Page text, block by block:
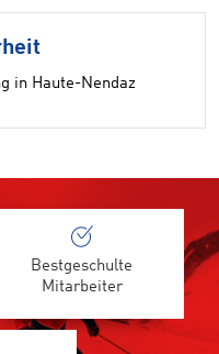
in Haute-Nendaz
Bestgeschulte
Mitarbeiter